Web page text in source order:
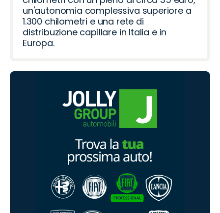
un'autonomia complessiva superiore a
1.300 chilometri e una rete di
distribuzione capillare in Italia e in
Europa.